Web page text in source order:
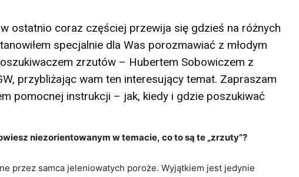
ostatnio coraz częściej przewija się gdzieś na różnych
specjalnie dla Was porozmawiać z młodym
zrzutów – Hubertem Sobowiczem z
przybliżając wam ten interesujący temat. Zapraszam
pomocnej instrukcji – jak, kiedy i gdzie poszukiwać
niezorientowanym w temacie, co to są te „zrzuty”?
przez samca jeleniowatych poroże. Wyjątkiem jest jedynie